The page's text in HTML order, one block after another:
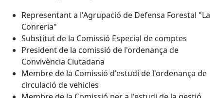
Representant a l'Agrupació de Defensa Forestal "La
Conreria"
Substitut de la Comissió Especial de comptes
President de la comissió de l'ordenança de
Convivència Ciutadana
Membre de la Comissió d'estudi de l'ordenança de
circulació de vehicles